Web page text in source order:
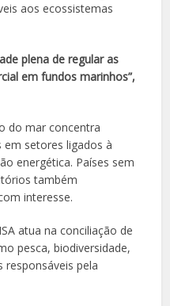
aos ecossistemas
plena de regular as
em fundos marinhos”,
do mar concentra
setores ligados à
energética. Países sem
também
interesse.
atua na conciliação de
pesca, biodiversidade,
responsáveis pela